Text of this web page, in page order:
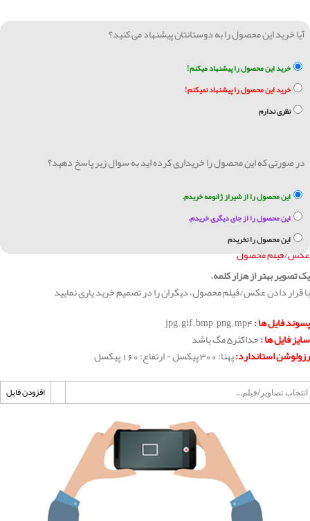
آیا خرید این محصول را به دوستانتان پیشنهاد می کنید؟
خرید این محصول را پیشنهاد میکنم!
خرید این محصول را پیشنهاد نمیکنم!
نظری ندارم
در صورتی که این محصول را خریداری کرده اید به سوال زیر پاسخ دهید؟
این محصول را از شیراز ژانومه خریدم.
این محصول را از جای دیگری خریدم.
این محصول را نخریدم
عکس/فیلم محصول
یک تصویر بهتر از هزار کلمه.
با قرار دادن عکس/فیلم محصول، دیگران را در تصمیم خرید یاری نمایید
پسوند فایل ها :
سایز فایل ها :حداکثر5 مگ باشد
رزولوشن استاندارد:پهنا: 300 پیکسل - ارتفاع: 160 پیکسل
افزودن فایل